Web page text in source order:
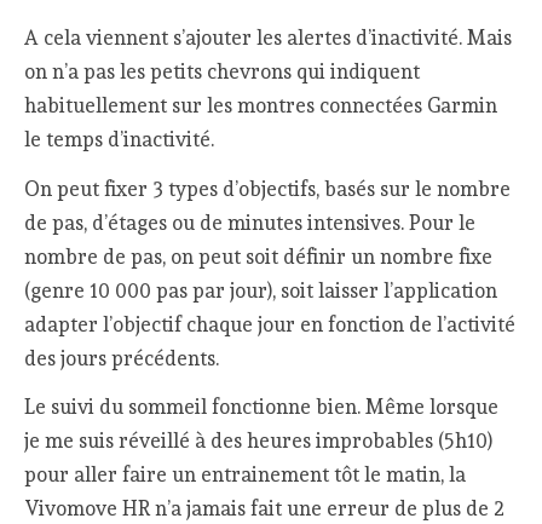
A cela viennent s’ajouter les alertes d’inactivité. Mais
on n’a pas les petits chevrons qui indiquent
habituellement sur les montres connectées Garmin
le temps d’inactivité.
On peut fixer 3 types d’objectifs, basés sur le nombre
de pas, d’étages ou de minutes intensives. Pour le
nombre de pas, on peut soit définir un nombre fixe
(genre 10 000 pas par jour), soit laisser l’application
adapter l’objectif chaque jour en fonction de l’activité
des jours précédents.
Le suivi du sommeil fonctionne bien. Même lorsque
je me suis réveillé à des heures improbables (5h10)
pour aller faire un entrainement tôt le matin, la
Vivomove HR n’a jamais fait une erreur de plus de 2